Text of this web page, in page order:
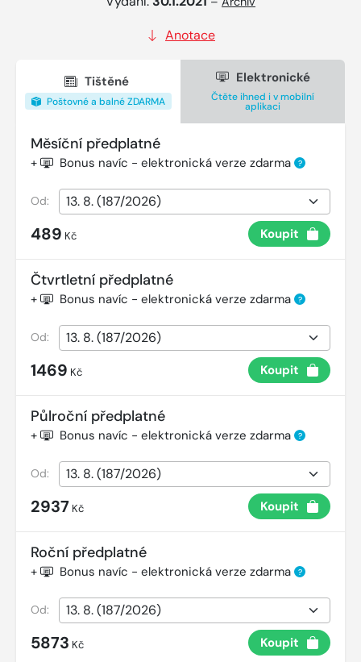
Anotace
Tištěné
Poštovné a balné ZDARMA
Elektronické
Čtěte ihned i v mobilní
aplikaci
Měsíční předplatné
+ Bonus navíc - elektronická verze zdarma ?
Od:
489 Kč Koupit
Čtvrtletní předplatné
+ Bonus navíc - elektronická verze zdarma ?
Od:
1469 Kč Koupit
Půlroční předplatné
+ Bonus navíc - elektronická verze zdarma ?
Od:
2937 Kč Koupit
Roční předplatné
+ Bonus navíc - elektronická verze zdarma ?
Od:
5873 Kč Koupit